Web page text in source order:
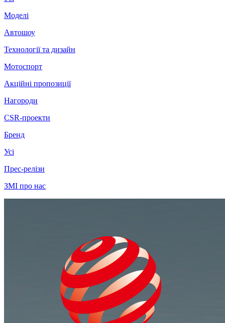
Моделі
Автошоу
Технології та дизайн
Мотоспорт
Акційні пропозиції
Нагороди
CSR-проекти
Бренд
Усі
Прес-релізи
ЗМІ про нас